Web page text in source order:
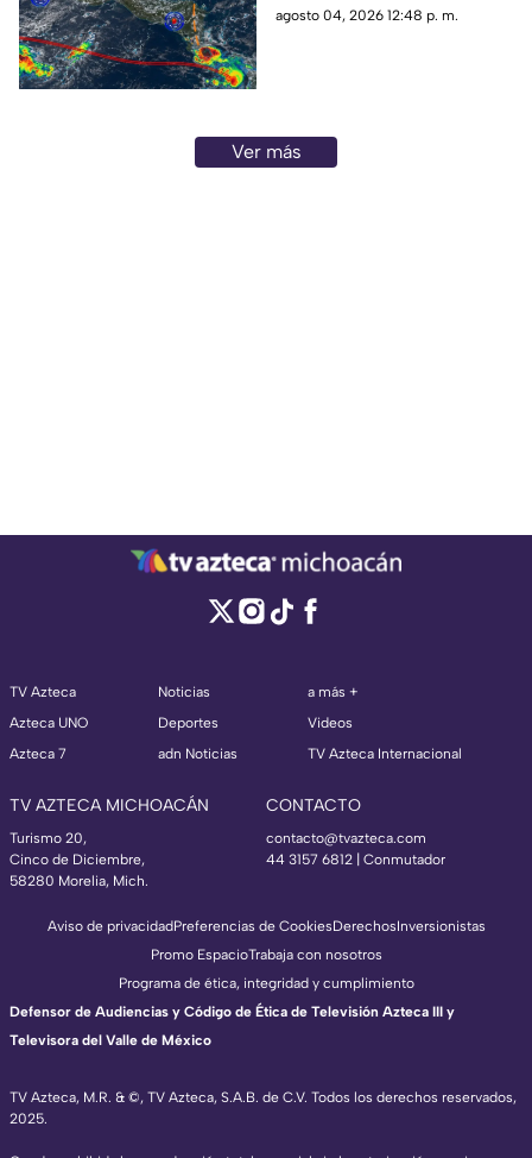
con precipitaciones
agosto 04, 2026 12:48 p. m.
Ver más
TV Azteca
Azteca UNO
Azteca 7
Noticias
Deportes
adn Noticias
a más +
Videos
TV Azteca Internacional
TV AZTECA MICHOACÁN
Turismo 20,
Cinco de Diciembre,
58280 Morelia, Mich.
CONTACTO
contacto@tvazteca.com
44 3157 6812 | Conmutador
TV Azteca, M.R. & ©, TV Azteca, S.A.B. de C.V. Todos los derechos reservados,
2025.
Aviso de privacidadPreferencias de CookiesDerechosInversionistas
Promo EspacioTrabaja con nosotros
Programa de ética, integridad y cumplimiento
Defensor de Audiencias y Código de Ética de Televisión Azteca III y
Televisora del Valle de México